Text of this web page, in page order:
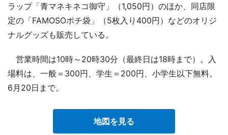
ラップ「青マネキネコ御守」（1,050円）のほか、同店限
定の「FAMOSOポチ袋」（5枚入り400円）などのオリジ
ナルグッズも販売している。
営業時間は10時～20時30分（最終日は18時まで）。入
場料は、一般＝300円、学生＝200円、小学生以下無料。
6月20日まで。
地図を見る